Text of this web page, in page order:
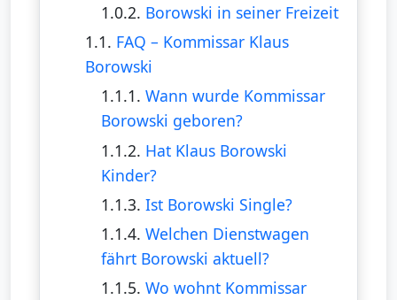
1.0.2. Borowski in seiner Freizeit
1.1. FAQ – Kommissar Klaus
Borowski
1.1.1. Wann wurde Kommissar
Borowski geboren?
1.1.2. Hat Klaus Borowski
Kinder?
1.1.3. Ist Borowski Single?
1.1.4. Welchen Dienstwagen
fährt Borowski aktuell?
1.1.5. Wo wohnt Kommissar